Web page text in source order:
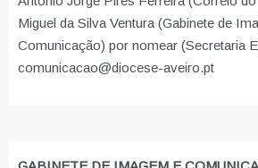
Miguel da Silva Ventura (Gabinete de
Comunicação) por nomear (Secretaria
comunicacao@diocese-aveiro.pt